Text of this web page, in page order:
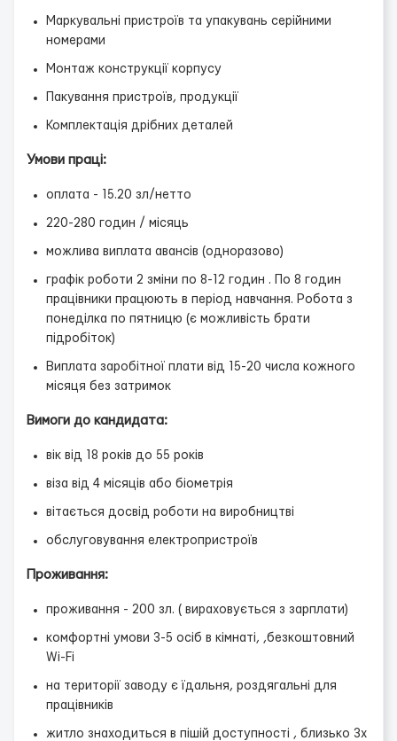
Маркувальні пристроїв та упакувань серійними
номерами
Монтаж конструкції корпусу
Пакування пристроїв, продукції
Комплектація дрібних деталей
Умови праці:
оплата - 15.20 зл/нетто
220-280 годин / місяць
можлива виплата авансів (одноразово)
графік роботи 2 зміни по 8-12 годин . По 8 годин
працівники працюють в період навчання. Робота з
понеділка по пятницю (є можливість брати
підробіток)
Виплата заробітної плати від 15-20 числа кожного
місяця без затримок
Вимоги до кандидата:
вік від 18 років до 55 років
віза від 4 місяців або біометрія
вітається досвід роботи на виробництві
обслуговування електропристроїв
Проживання:
проживання - 200 зл. ( вираховується з зарплати)
комфортні умови 3-5 осіб в кімнаті, ,безкоштовний
Wi-Fi
на території заводу є їдальня, роздягальні для
працівників
житло знаходиться в пішій доступності , близько 3х